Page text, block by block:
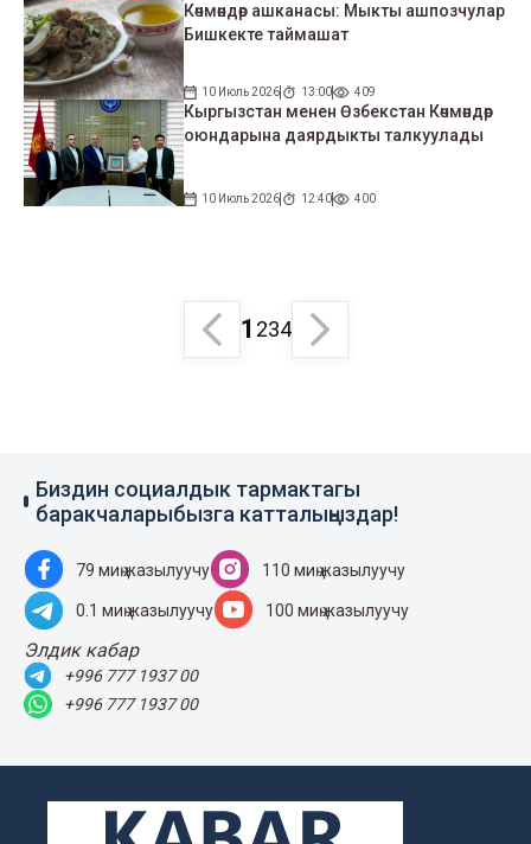
Көчмөндөр ашканасы: Мыкты ашпозчулар
Бишкекте таймашат
10 Июль 2026 13:00 409
Кыргызстан менен Өзбекстан Көчмөндөр
оюндарына даярдыкты талкуулады
10 Июль 2026 12:40 400
1 234
Биздин социалдык тармактагы
баракчаларыбызга катталыңыздар!
79 миң жазылуучу 110 миң жазылуучу
0.1 миң жазылуучу 100 миң жазылуучу
Элдик кабар
+996 777 1937 00
+996 777 1937 00